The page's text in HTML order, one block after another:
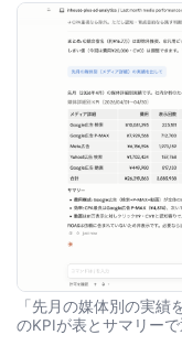
「先月の媒体別の実績
のKPIが表とサマリー